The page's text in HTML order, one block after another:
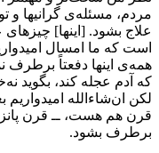
مردم، مسئله‌ی گرانیها و
علاج بشود. [اینها]
است که ما امسال
همه‌ی اینها دفعتاً برطرف
که آدم عجله کند، بگوید
قرن هم هست، ــ قرن
برطرف بشود.